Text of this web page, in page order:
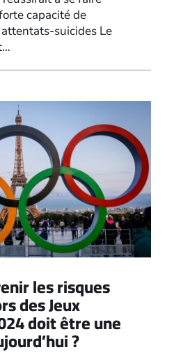
capacité de
suicides Le
les risques
des Jeux
doit être une
?